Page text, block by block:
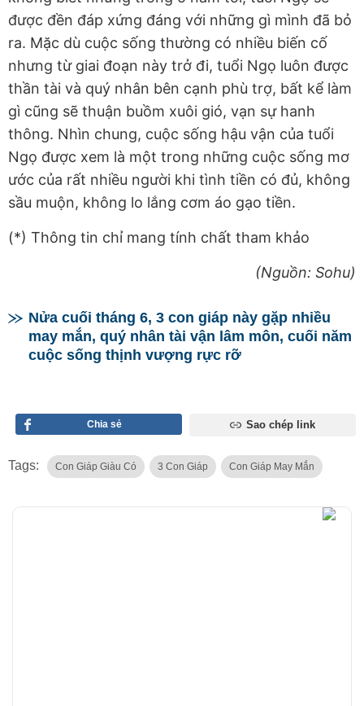
được đền đáp xứng đáng với những gì mình đã bỏ
ra. Mặc dù cuộc sống thường có nhiều biến cố
nhưng từ giai đoạn này trở đi, tuổi Ngọ luôn được
thần tài và quý nhân bên cạnh phù trợ, bất kể làm
gì cũng sẽ thuận buồm xuôi gió, vạn sự hanh
thông. Nhìn chung, cuộc sống hậu vận của tuổi
Ngọ được xem là một trong những cuộc sống mơ
ước của rất nhiều người khi tình tiền có đủ, không
sầu muộn, không lo lắng cơm áo gạo tiền.
(*) Thông tin chỉ mang tính chất tham khảo
(Nguồn: Sohu)
Nửa cuối tháng 6, 3 con giáp này gặp nhiều
may mắn, quý nhân tài vận lâm môn, cuối năm
cuộc sống thịnh vượng rực rỡ
Chia sẻ Sao chép link
Tags: Con Giáp Giàu Có 3 Con Giáp Con Giáp May Mắn